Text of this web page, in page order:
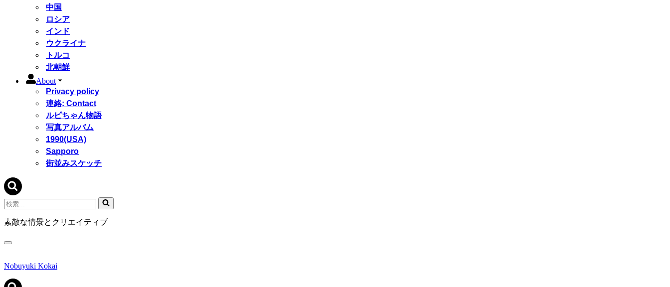
中国
ロシア
インド
ウクライナ
トルコ
北朝鮮
About
Privacy policy
連絡: Contact
ルピちゃん物語
写真アルバム
1990(USA)
Sapporo
街並みスケッチ
検
索...
素敵な情景とクリエイティブ
ナ
ゲ
シ
Nobuyuki Kokai